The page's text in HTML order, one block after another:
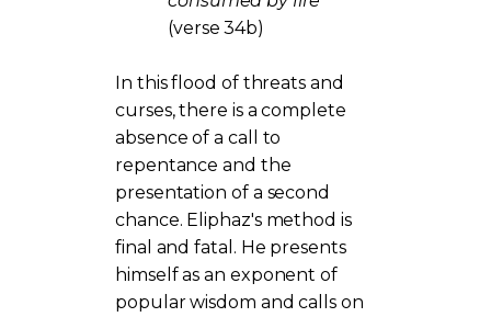
(verse 34b)
In this flood of threats and
curses, there is a complete
absence of a call to
repentance and the
presentation of a second
chance. Eliphaz's method is
final and fatal. He presents
himself as an exponent of
popular wisdom and calls on